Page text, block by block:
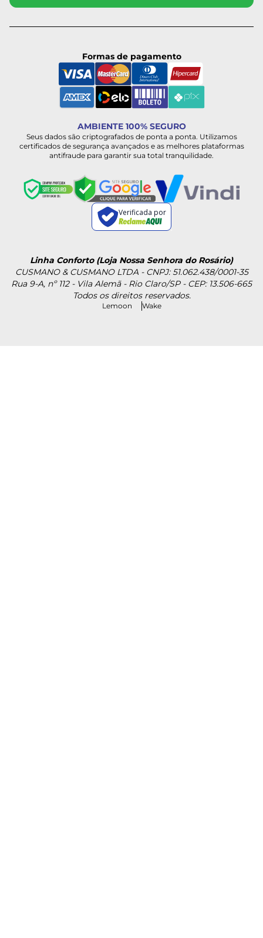
Formas de pagamento
AMBIENTE 100% SEGURO
Seus dados são criptografados de ponta a ponta. Utilizamos
certificados de segurança avançados e as melhores plataformas
antifraude para garantir sua total tranquilidade.
Verificada por
Linha Conforto (Loja Nossa Senhora do Rosário)
CUSMANO & CUSMANO LTDA - CNPJ: 51.062.438/0001-35
Rua 9-A, nº 112 - Vila Alemã - Rio Claro/SP - CEP: 13.506-665
Todos os direitos reservados.
Lemoon Wake